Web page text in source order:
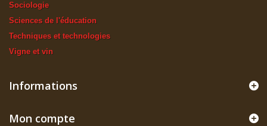
Sociologie
Sciences de l'éducation
Techniques et technologies
Vigne et vin
Informations
Mon compte